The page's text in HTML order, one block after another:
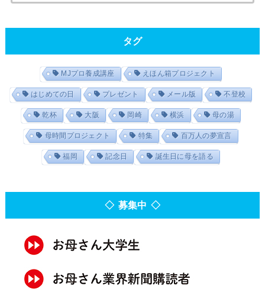
タグ
MJプロ養成講座 えほん箱プロジェクト
はじめての日 プレゼント メール版 不登校
乾杯 大阪 岡崎 横浜 母の湯
母時間プロジェクト 特集 百万人の夢宣言
福岡 記念日 誕生日に母を語る
◇ 募集中 ◇